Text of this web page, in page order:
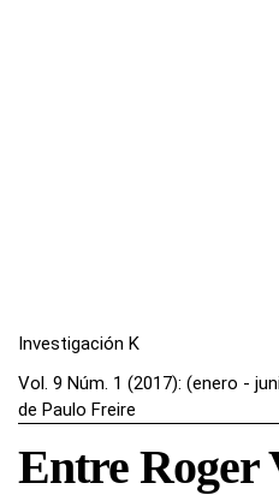
Investigación K
Vol. 9 Núm. 1 (2017): (enero -
de Paulo Freire
Entre Roger